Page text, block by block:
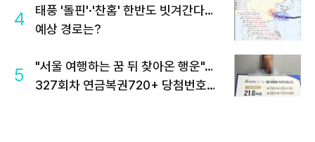
4
태풍 '돌핀'·'찬홈' 한반도 빗겨간다…
예상 경로는?
5
"서울 여행하는 꿈 뒤 찾아온 행운"…
327회차 연금복권720+ 당첨번호조